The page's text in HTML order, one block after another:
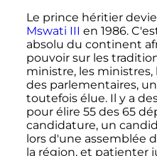
Le prince héritier
Mswati III en 1986.
absolu du continent
pouvoir sur les
ministre, les
des parlementaires,
toutefois élue. Il y a
pour élire 55 des 65
candidature, un
lors d'une assemblée
la région, et patienter